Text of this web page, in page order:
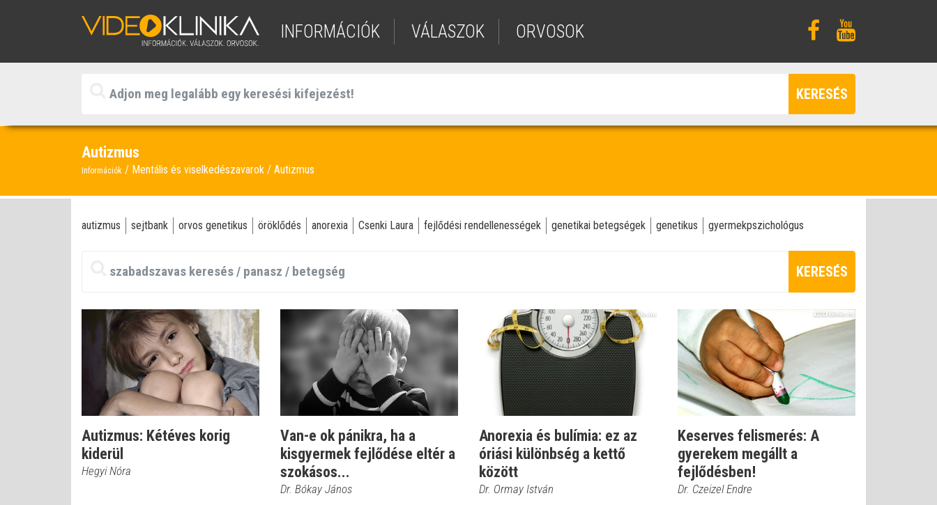
INFORMÁCIÓK VÁLASZOK ORVOSOK
KERESÉS
Autizmus
Információk Mentális és viselkedészavarok Autizmus
autizmus sejtbank orvos genetikus öröklődés anorexia Csenki Laura fejlődési rendellenességek genetikai betegségek genetikus gyermekpszichológus
KERESÉS
Autizmus: Kétéves korig
kiderül
Hegyi Nóra
Van-e ok pánikra, ha a
kisgyermek fejlődése eltér a
szokásos...
Dr. Bókay János
Anorexia és bulímia: ez az
óriási különbség a kettő
között
Dr. Ormay István
Keserves felismerés: A
gyerekem megállt a
fejlődésben!
Dr. Czeizel Endre